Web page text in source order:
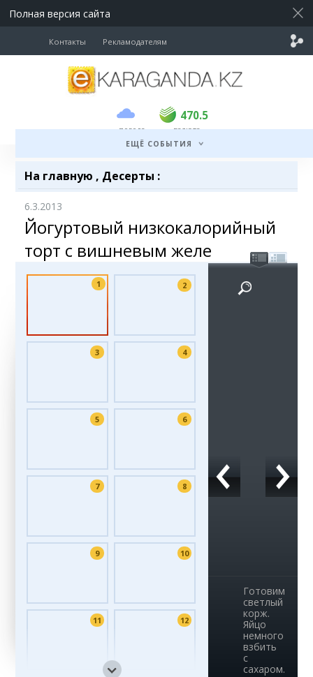
Полная версия сайта
Контакты Рекламодателям
погода
470.5
USD 469 470.5
валюта
ЕЩЁ СОБЫТИЯ
На главную , Десерты :
6.3.2013
Йогуртовый низкокалорийный
торт с вишневым желе
1 2
3 4
5 6
7 8
9 10
11 12
Готовим
светлый
корж.
Яйцо
немного
взбить
с
сахаром.